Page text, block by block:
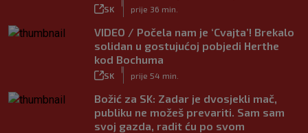
SK prije 36 min.
VIDEO / Počela nam je ‘Cvajta’! Brekalo
solidan u gostujućoj pobjedi Herthe
kod Bochuma
SK prije 54 min.
Božić za SK: Zadar je dvosjekli mač,
publiku ne možeš prevariti. Sam sam
svoj gazda, radit ću po svom